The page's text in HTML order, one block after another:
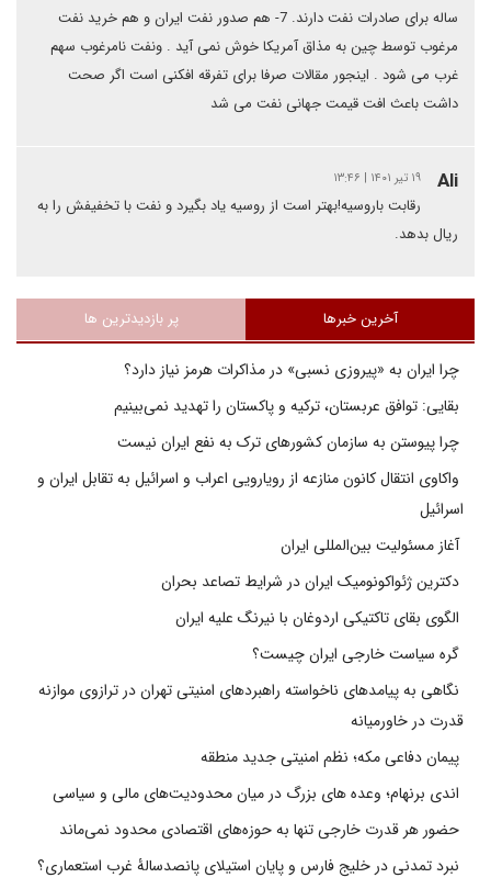
ساله برای صادرات نفت دارند. 7- هم صدور نفت ایران و هم خرید نفت
مرغوب توسط چین به مذاق آمریکا خوش نمی آید . ونفت نامرغوب سهم
غرب می شود . اینجور مقالات صرفا برای تفرقه افکنی است اگر صحت
داشت باعث افت قیمت جهانی نفت می شد
Ali ۱۹ تیر ۱۴۰۱ | ۱۳:۴۶
رقابت باروسیه!بهتر است از روسیه یاد بگیرد و نفت با تخفیفش را به
ریال بدهد.
آخرین خبرها پر بازدیدترین ها
چرا ایران به «پیروزی نسبی» در مذاکرات هرمز نیاز دارد؟
بقایی: توافق عربستان، ترکیه و پاکستان را تهدید نمی‌بینیم
چرا پیوستن به سازمان کشورهای ترک به نفع ایران نیست
واکاوی انتقال کانون منازعه از رویارویی اعراب و اسرائیل به تقابل ایران و
اسرائیل
آغاز مسئولیت بین‌المللی ایران
دکترین ژئواکونومیک ایران در شرایط تصاعد بحران
الگوی بقای تاکتیکی اردوغان با نیرنگ علیه ایران
گره سیاست خارجی ایران چیست؟
نگاهی به پیامدهای ناخواسته راهبردهای امنیتی تهران در ترازوی موازنه
قدرت در خاورمیانه
پیمان دفاعی مکه؛ نظم امنیتی جدید منطقه
اندی برنهام؛ وعده های بزرگ در میان محدودیت‌های مالی و سیاسی
حضور هر قدرت خارجی تنها به حوزه‌های اقتصادی محدود نمی‌ماند
نبرد تمدنی در خلیج فارس و پایان استیلای پانصدسالۀ غرب استعماری؟